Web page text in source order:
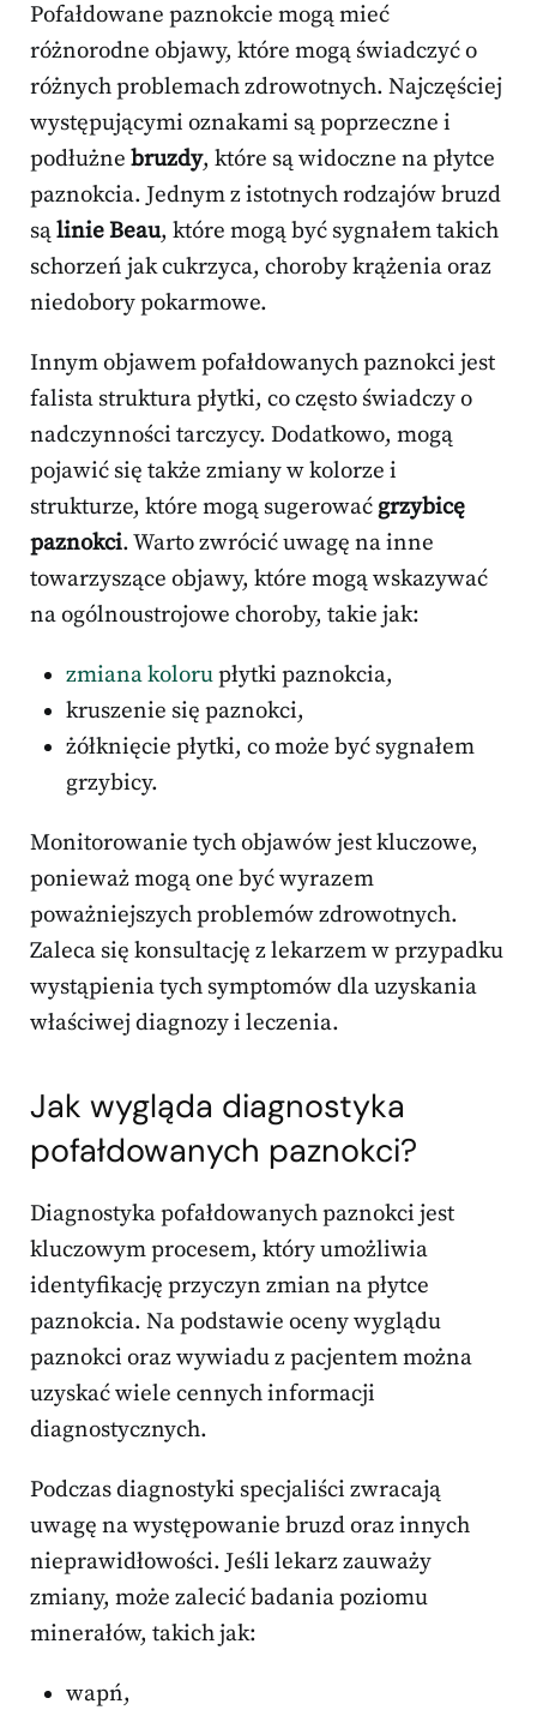
Pofałdowane paznokcie mogą mieć
różnorodne objawy, które mogą świadczyć o
różnych problemach zdrowotnych. Najczęściej
występującymi oznakami są poprzeczne i
podłużne bruzdy, które są widoczne na płytce
paznokcia. Jednym z istotnych rodzajów bruzd
sąlinie Beau, które mogą być sygnałem takich
schorzeń jak cukrzyca, choroby krążenia oraz
niedobory pokarmowe.
Innym objawem pofałdowanych paznokci jest
falista struktura płytki, co często świadczy o
nadczynności tarczycy. Dodatkowo, mogą
pojawić się także zmiany w kolorze i
strukturze, które mogą sugerować grzybicę
paznokci. Warto zwrócić uwagę na inne
towarzyszące objawy, które mogą wskazywać
na ogólnoustrojowe choroby, takie jak:
zmiana kolorupłytki paznokcia,
kruszenie się paznokci,
żółknięcie płytki, co może być sygnałem
grzybicy.
Monitorowanie tych objawów jest kluczowe,
ponieważ mogą one być wyrazem
poważniejszych problemów zdrowotnych.
Zaleca się konsultację z lekarzem w przypadku
wystąpienia tych symptomów dla uzyskania
właściwej diagnozy i leczenia.
Jak wygląda diagnostyka
pofałdowanych paznokci?
Diagnostyka pofałdowanych paznokci jest
kluczowym procesem, który umożliwia
identyfikację przyczyn zmian na płytce
paznokcia. Na podstawie oceny wyglądu
paznokci oraz wywiadu z pacjentem można
uzyskać wiele cennych informacji
diagnostycznych.
Podczas diagnostyki specjaliści zwracają
uwagę na występowanie bruzd oraz innych
nieprawidłowości. Jeśli lekarz zauważy
zmiany, może zalecić badania poziomu
minerałów, takich jak:
wapń,